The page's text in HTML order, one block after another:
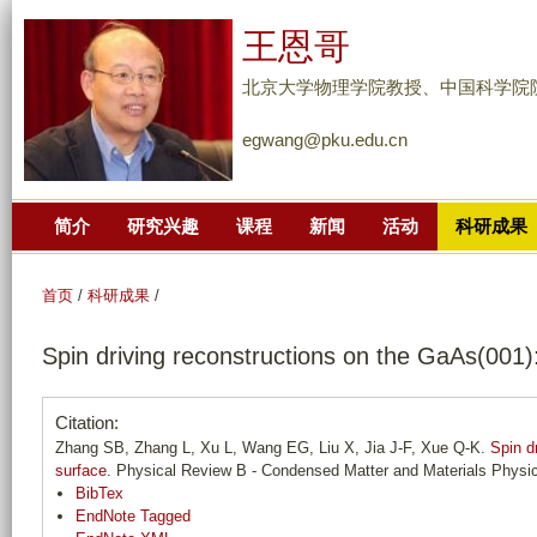
到
主
要
分
王恩哥
北京大学物理学院教授、中国科学
egwang@pku.edu.cn
简介 研究兴趣 课程 新闻 活动 科研成果
首页 / 科研成果 /
Spin driving reconstructions on the
Citation:
Zhang SB, Zhang L, Xu L, Wang EG, Liu X, Jia J-F, Xue Q-K. Spin
surface. Physical Review B - Condensed Matter and Materials
BibTex
EndNote Tagged